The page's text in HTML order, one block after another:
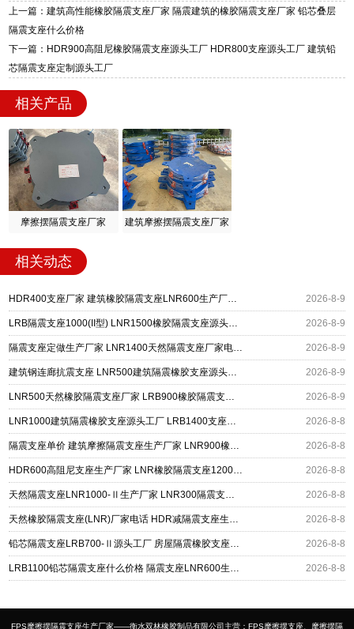
装指导全套服务，厂址衡水高新区北方工业基地
迎宾大街 9 号，厂家电话：13323182312。
上一篇：建筑高性能橡胶隔震支座厂家 隔震建筑的橡胶隔震支座厂家 铅芯叠层
隔震支座什么价格
下一篇：HDR900高阻尼橡胶隔震支座源头工厂 HDR800支座源头工厂 建筑铅
芯隔震支座定制源头工厂
相关产品
摩擦摆隔震支座厂家 建筑摩擦摆隔震支座厂家
相关动态
HDR400支座厂家 建筑橡胶隔震支座LNR600生产厂家 LRB500铅芯支座生产厂家 2026-8-9
LRB隔震支座1000(II型) LNR1500橡胶隔震支座源头工厂 矩形高阻尼隔震支座 2026-8-9
隔震支座定做生产厂家 LNR1400天然隔震支座厂家电话 LRB400成品铅芯橡胶隔震支座源头工厂 2026-8-9
建筑钢连廊抗震支座 LNR500建筑隔震橡胶支座源头工厂 抗震减振支座厂家 2026-8-9
LNR500天然橡胶隔震支座厂家 LRB900橡胶隔震支座 建筑隔震减震支座 2026-8-9
LNR1000建筑隔震橡胶支座源头工厂 LRB1400支座生产厂家 建筑水平力隔震支座厂家 2026-8-8
隔震支座单价 建筑摩擦隔震支座生产厂家 LNR900橡胶支座生产厂家 2026-8-8
HDR600高阻尼支座生产厂家 LNR橡胶隔震支座1200厂家 建筑抗震铅芯支座厂家 2026-8-8
天然隔震支座LNR1000-Ⅱ生产厂家 LNR300隔震支座多少钱 LRB300铅芯橡胶隔震支座 2026-8-8
天然橡胶隔震支座(LNR)厂家电话 HDR减隔震支座生产厂家 LNR700支座多少钱 2026-8-8
铅芯隔震支座LRB700-Ⅱ源头工厂 房屋隔震橡胶支座多少钱 LNR600建筑橡胶隔震支座多少钱 2026-8-8
LRB1100铅芯隔震支座什么价格 隔震支座LNR600生产厂家 HDR系列高阻尼隔震橡胶支座 2026-8-8
FPS摩擦摆隔震支座生产厂家——衡水双林橡胶制品有限公司主营：FPS摩擦摆支座、摩擦摆隔